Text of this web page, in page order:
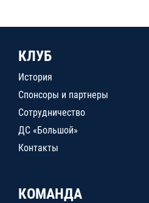
КЛУБ
История
Спонсоры и партнеры
Сотрудничество
ДС «Большой»
Контакты
КОМАНДА